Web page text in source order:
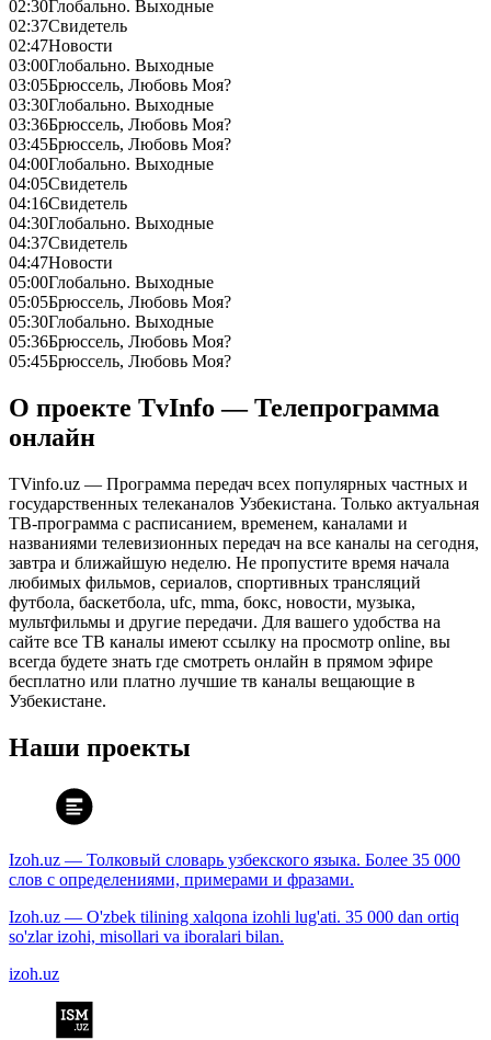
02:30Глобально. Выходные
02:37Свидетель
02:47Новости
03:00Глобально. Выходные
03:05Брюссель, Любовь Моя?
03:30Глобально. Выходные
03:36Брюссель, Любовь Моя?
03:45Брюссель, Любовь Моя?
04:00Глобально. Выходные
04:05Свидетель
04:16Свидетель
04:30Глобально. Выходные
04:37Свидетель
04:47Новости
05:00Глобально. Выходные
05:05Брюссель, Любовь Моя?
05:30Глобально. Выходные
05:36Брюссель, Любовь Моя?
05:45Брюссель, Любовь Моя?
О проекте TvInfo — Телепрограмма
онлайн
TVinfo.uz — Программа передач всех популярных частных и
государственных телеканалов Узбекистана. Только актуальная
ТВ-программа с расписанием, временем, каналами и
названиями телевизионных передач на все каналы на сегодня,
завтра и ближайшую неделю. Не пропустите время начала
любимых фильмов, сериалов, спортивных трансляций
футбола, баскетбола, ufc, mma, бокс, новости, музыка,
мультфильмы и другие передачи. Для вашего удобства на
сайте все ТВ каналы имеют ссылку на просмотр online, вы
всегда будете знать где смотреть онлайн в прямом эфире
бесплатно или платно лучшие тв каналы вещающие в
Узбекистане.
Наши проекты
Izoh.uz — Толковый словарь узбекского языка. Более 35 000
слов с определениями, примерами и фразами.
Izoh.uz — O'zbek tilining xalqona izohli lug'ati. 35 000 dan ortiq
so'zlar izohi, misollari va iboralari bilan.
izoh.uz